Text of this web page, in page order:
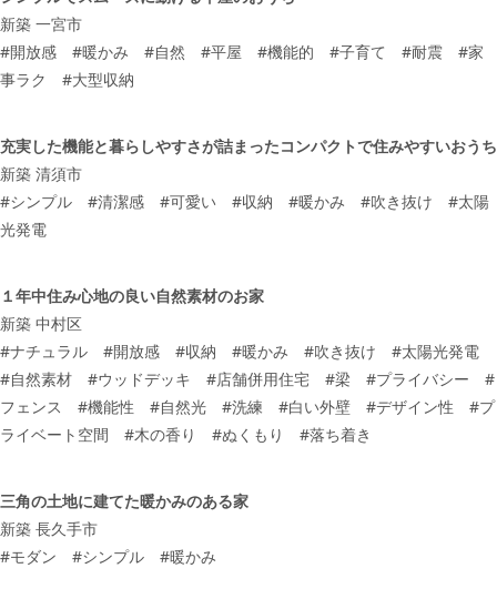
新築 一宮市
#開放感 #暖かみ #自然 #平屋 #機能的 #子育て #耐震 #家
事ラク
#大型収納
充実した機能と暮らしやすさが詰まったコンパクトで住みやすいおうち
新築 清須市
#シンプル #清潔感 #可愛い #収納 #暖かみ #吹き抜け #太陽
光発電
１年中住み心地の良い自然素材のお家
新築 中村区
#ナチュラル #開放感 #収納 #暖かみ #吹き抜け #太陽光発電
#自然素材 #ウッドデッキ #店舗併用住宅 #梁 #プライバシー #
フェンス
#機能性 #自然光 #洗練 #白い外壁 #デザイン性 #プ
ライベート空間 #木の香り #ぬくもり #落ち着き
三角の土地に建てた暖かみのある家
新築 長久手市
#モダン #シンプル #暖かみ